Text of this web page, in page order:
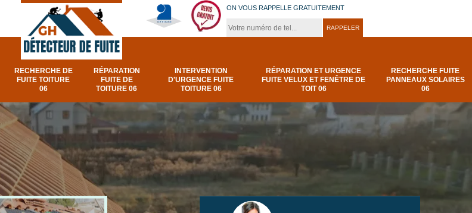
ON VOUS RAPPELLE GRATUITEMENT
RECHERCHE DE
FUITE TOITURE
06
RÉPARATION
FUITE DE
TOITURE 06
INTERVENTION
D'URGENCE FUITE
TOITURE 06
RÉPARATION ET URGENCE
FUITE VELUX ET FENÊTRE DE
TOIT 06
RECHERCHE FUITE
PANNEAUX SOLAIRES
06